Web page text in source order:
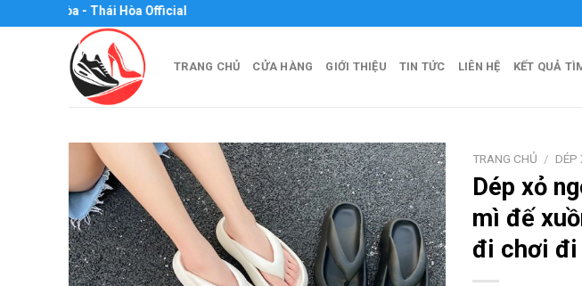
to
Hòa - Thái Hòa Official
TRANG CHỦ CỬA HÀNG GIỚI THIỆU TIN TỨC LIÊN HỆ KẾT QUẢ
TRANG CHỦ / DÉP
Dép xỏ
mì đế
đi chơi đi